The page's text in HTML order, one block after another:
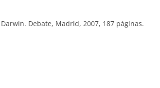
Debate, Madrid, 2007, 187 páginas.